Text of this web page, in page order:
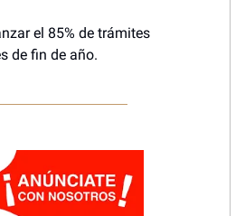
el 85% de trámites
de fin de año.